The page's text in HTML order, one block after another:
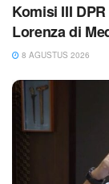
Komisi III
Lorenza di
8 AGUSTUS 2026